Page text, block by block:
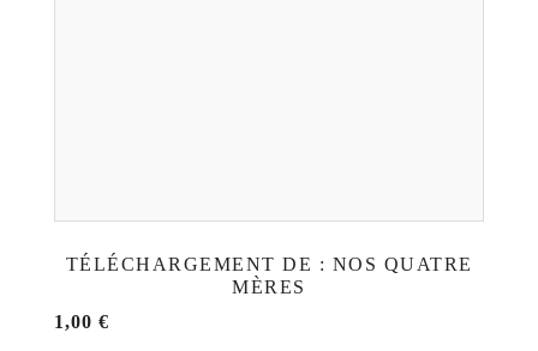
TÉLÉCHARGEMENT DE : NOS QUATRE
MÈRES
1,00 €